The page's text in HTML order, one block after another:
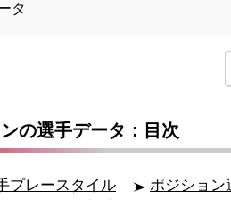
タ
の選手データ：目次
プレースタイル
ポジション